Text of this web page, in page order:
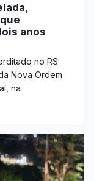
anos
no RS
Nova Ordem
na